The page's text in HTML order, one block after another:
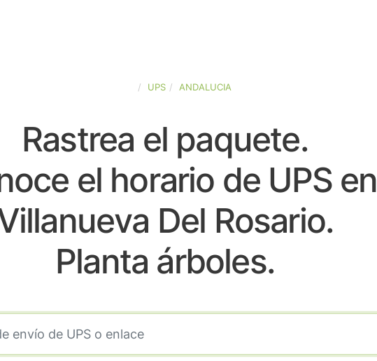
UPS ANDALUCIA
Rastrea el paquete.
el horario de UPS en
Del Rosario.
Planta árboles.